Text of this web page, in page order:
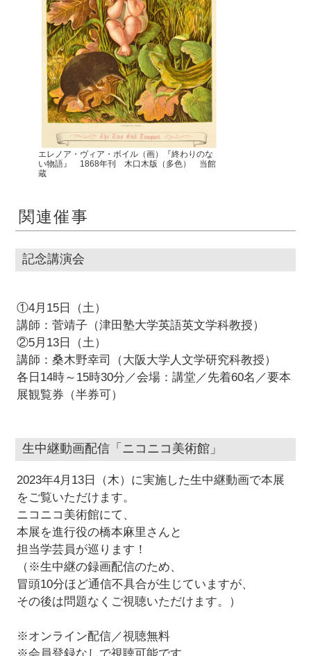
エレノア・ヴィア・ボイル（画）『終わりのな
い物語』 1868年刊 木口木版（多色） 当館
蔵
関連催事
記念講演会
①4月15日（土）
講師：菅靖子（津田塾大学英語英文学科教授）
②5月13日（土）
講師：桑木野幸司（大阪大学人文学研究科教授）
各日14時～15時30分／会場：講堂／先着60名／要本
展観覧券（半券可）
生中継動画配信「ニコニコ美術館」
2023年4月13日（木）に実施した生中継動画で本展
をご覧いただけます。
ニコニコ美術館にて、
本展を進行役の橋本麻里さんと
担当学芸員が巡ります！
（※生中継の録画配信のため、
冒頭10分ほど通信不具合が生じていますが、
その後は問題なくご視聴いただけます。）
※オンライン配信／視聴無料